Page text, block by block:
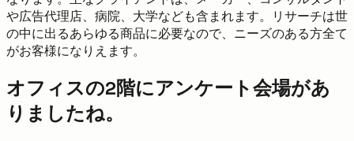
や広告代理店、病院、大学なども含まれます。リサーチは世
の中に出るあらゆる商品に必要なので、ニーズのある方全て
がお客様になりえます。
オフィスの2階にアンケート会場があ
りましたね。